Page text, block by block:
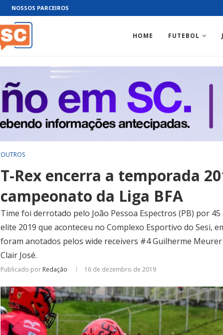
NOSSOS PARCEIROS
HOME FUTEBOL
OUTROS
T-Rex encerra a temporada
campeonato da Liga BFA
Time foi derrotado pelo João Pessoa Espectros (PB) por
elite 2019 que aconteceu no Complexo Esportivo do Sesi,
foram anotados pelos wide receivers #4 Guilherme
Clair José.
Publicado por Redação 16 de dezembro de 2019